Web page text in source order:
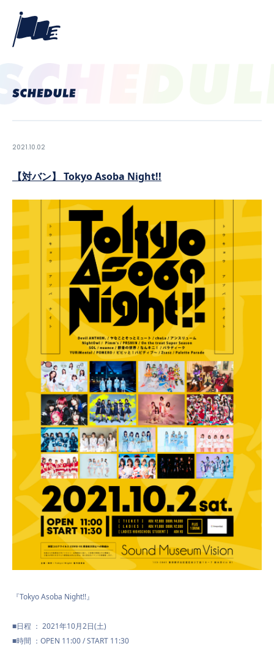
PROFILE
NEWS
SCHEDULE
VIDEO
CONTACT
2021.10.02
【対バン】 Tokyo Asoba Night!!
『Tokyo Asoba Night!!』
■日程 ： 2021年10月2日(土)
■時間 ：OPEN 11:00 / START 11:30